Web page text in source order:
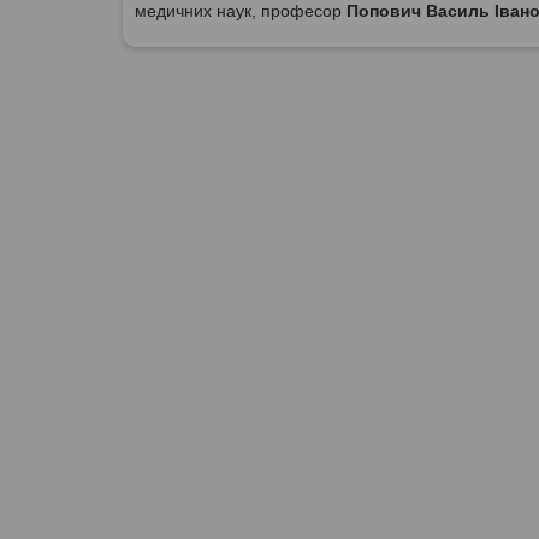
медичних наук, професор Попович Василь